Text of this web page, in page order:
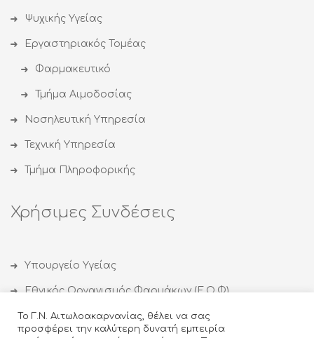
Ψυχικής Υγείας
Εργαστηριακός Τομέας
Φαρμακευτικό
Τμήμα Αιμοδοσίας
Νοσηλευτική Υπηρεσία
Τεχνική Υπηρεσία
Τμήμα Πληροφορικής
Χρήσιμες Συνδέσεις
Υπουργείο Υγείας
Εθνικός Οργανισμός Φαρμάκων (Ε.Ο.Φ)
Εθνικός Οργανισμός Δημόσιας Υγείας (ΕΟΔΥ)
Το Γ.Ν. Αιτωλοακαρνανίας, θέλει να σας
προσφέρει την καλύτερη δυνατή εμπειρία